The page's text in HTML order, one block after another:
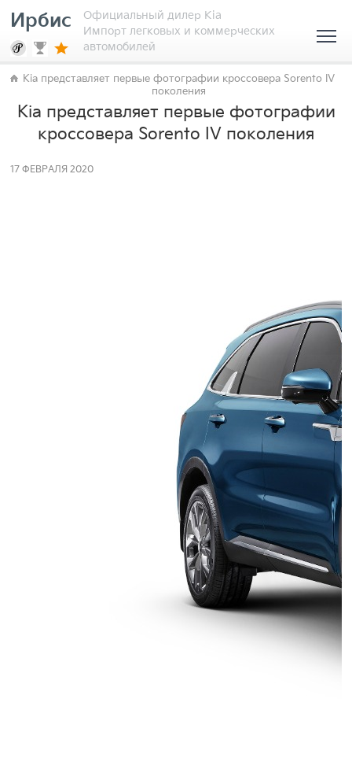
Ирбис
Официальный дилер Kia
Импорт легковых и коммерческих
автомобилей
Kia представляет первые фотографии кроссовера Sorento IV
поколения
Kia представляет первые фотографии
кроссовера Sorento IV поколения
17 ФЕВРАЛЯ 2020